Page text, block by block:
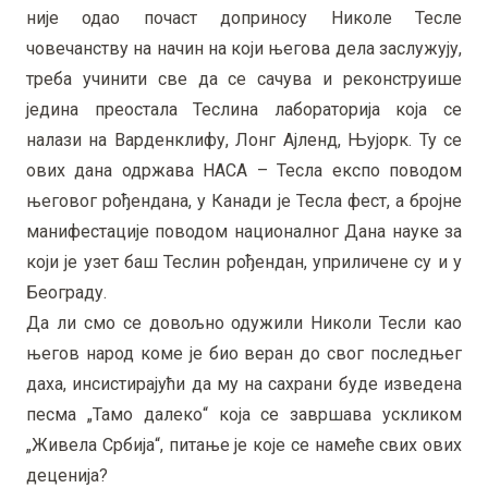
није одао почаст доприносу Николе Тесле
човечанству на начин на који његова дела заслужују,
треба учинити све да се сачува и реконструише
једина преостала Теслина лабораторија која се
налази на Варденклифу, Лонг Ајленд, Њујорк. Ту се
ових дана одржава НАСА – Тесла експо поводом
његовог рођендана, у Канади је Тесла фест, а бројне
манифестације поводом националног Дана науке за
који је узет баш Теслин рођендан, уприличене су и у
Београду.
Да ли смо се довољно одужили Николи Тесли као
његов народ коме је био веран до свог последњег
даха, инсистирајући да му на сахрани буде изведена
песма „Тамо далеко“ која се завршава ускликом
„Живела Србија“, питање је које се намеће свих ових
деценија?